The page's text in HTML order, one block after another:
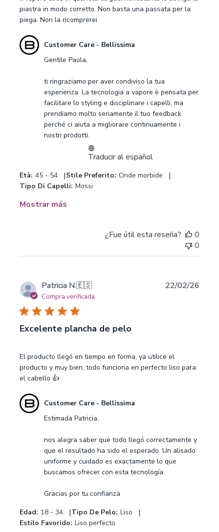
piastra in modo corretto. Non basta una passata per la
piega. Non la ricomprerei
Comentarios
del
propietario
revisión
realizada
-
Bellissima
sobre
Customer Care - Bellissima
Gentile Paola,
ti ringraziamo per aver condiviso la tua
esperienza. La tecnologia a vapore è pensata per
facilitare lo styling e disciplinare i capelli, ma
prendiamo molto seriamente il tuo feedback
perché ci aiuta a migliorare continuamente i
nostri prodotti.
Età: 45 - 54 |Stile Preferito: Onde morbide |
Tipo Di Capelli: Mossi
Mostrar más
Traducir al español
¿Fue útil esta reseña?
0
0
Patricia N.🇪🇸
Compra verificada
Excelente plancha de pelo
El producto llegó en tiempo en forma, ya utilice el
producto y muy bien, todo funciona en perfecto liso para
el cabello 👍
Comentarios
del
propietario
realizada
Customer
Care
Customer Care - Bellissima
Estimada Patricia,
nos alegra saber que todo llegó correctamente y
que el resultado ha sido el esperado. Un alisado
uniforme y cuidado es exactamente lo que
buscamos ofrecer con esta tecnología.
Gracias por tu confianza
Edad: 18 - 34 |Tipo De Pelo: Liso |
Estilo Favorido: Liso perfecto
22/02/26